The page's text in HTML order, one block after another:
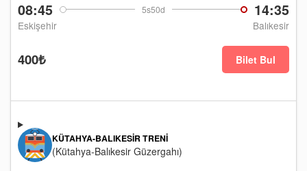
08:45 5s50d 14:35
Eskişehir Balıkesir
400₺ Bilet Bul
KÜTAHYA-BALIKESIR TRENI
(Kütahya-Balıkesir Güzergahı)